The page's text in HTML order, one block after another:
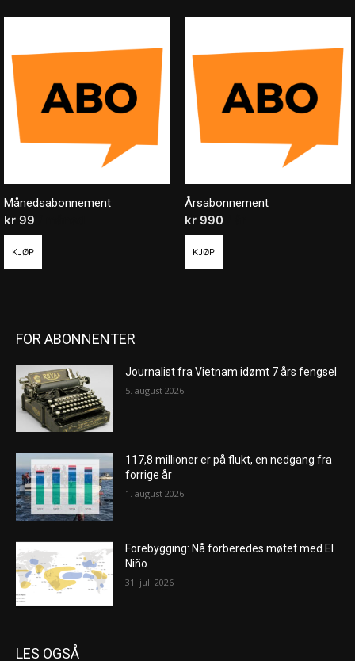
Månedsabonnement
kr 99
KJØP
Årsabonnement
kr990
KJØP
FOR ABONNENTER
Journalist fra Vietnam idømt 7 års fengsel
5. august 2026
117,8 millioner er på flukt, en nedgang fra
forrige år
1. august 2026
Forebygging: Nå forberedes møtet med El
Niño
31. juli 2026
LES OGSÅ